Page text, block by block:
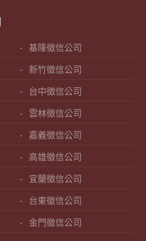
基隆徵信公司
新竹徵信公司
台中徵信公司
雲林徵信公司
嘉義徵信公司
高雄徵信公司
宜蘭徵信公司
台東徵信公司
金門徵信公司